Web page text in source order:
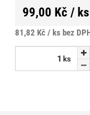
99,00 Kč / ks
81,82 Kč / ks bez
ks
ks